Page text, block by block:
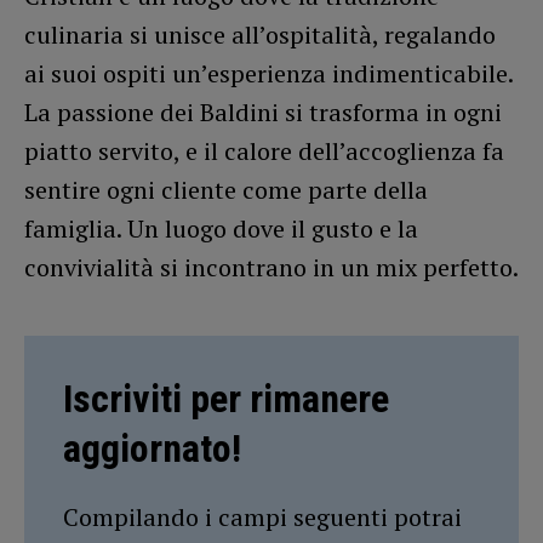
culinaria si unisce all’ospitalità, regalando
ai suoi ospiti un’esperienza indimenticabile.
La passione dei Baldini si trasforma in ogni
piatto servito, e il calore dell’accoglienza fa
sentire ogni cliente come parte della
famiglia. Un luogo dove il gusto e la
convivialità si incontrano in un mix perfetto.
Iscriviti per rimanere
aggiornato!
Compilando i campi seguenti potrai